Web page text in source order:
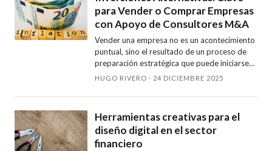
para Vender o Comprar Empresas
con Apoyo de Consultores M&A
Vender una empresa no es un acontecimiento
puntual, sino el resultado de un proceso de
preparación estratégica que puede iniciarse
años antes de salir al mercado. No se trata
HUGO RIVERO · 24 DICIEMBRE 2025
Herramientas creativas para el
diseño digital en el sector
financiero